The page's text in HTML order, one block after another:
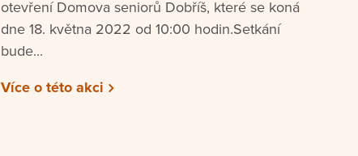
otevření Domova seniorů Dobříš, které se koná
dne 18. května 2022 od 10:00 hodin.Setkání
bude...
Více o této akci